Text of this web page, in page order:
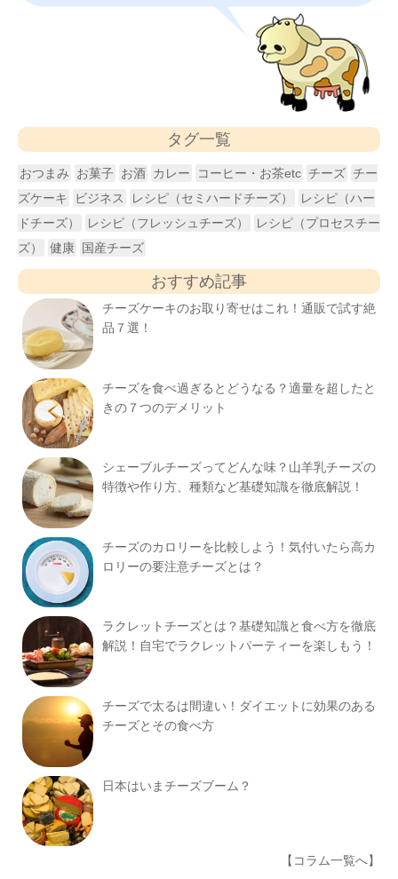
タグ一覧
おつまみ お菓子 お酒 カレー コーヒー・お茶etc チーズ チー
ズケーキ
ビジネス レシピ（セミハードチーズ）
レシピ（ハー
ドチーズ）
レシピ（フレッシュチーズ）
レシピ（プロセスチー
ズ）
健康 国産チーズ
おすすめ記事
チーズケーキのお取り寄せはこれ！通販で試す絶
品７選！
チーズを食べ過ぎるとどうなる？適量を超したと
きの７つのデメリット
シェーブルチーズってどんな味？山羊乳チーズの
特徴や作り方、種類など基礎知識を徹底解説！
チーズのカロリーを比較しよう！気付いたら高カ
ロリーの要注意チーズとは？
ラクレットチーズとは？基礎知識と食べ方を徹底
解説！自宅でラクレットパーティーを楽しもう！
チーズで太るは間違い！ダイエットに効果のある
チーズとその食べ方
日本はいまチーズブーム？
【コラム一覧へ】